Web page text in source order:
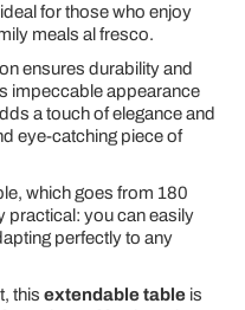
for those who enjoy
meals al fresco.
ensures durability and
impeccable appearance
a touch of elegance and
eye-catching piece of
which goes from 180
practical: you can easily
perfectly to any
this extendable tableis